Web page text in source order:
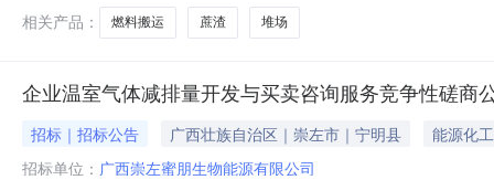
相关产品：
燃料搬运 蔗渣 堆场
企业温室气体减排量开发与买卖咨询服务竞争性磋商
招标｜招标公告 广西壮族自治区｜崇左市｜宁明县
能源化工
招标单位： 广西崇左蜜朋生物能源有限公司